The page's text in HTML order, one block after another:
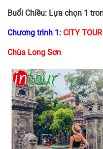
Buổi Chiều: Lựa chọn 1
Chương trình 1: CITY TOUR
Chùa Long Sơn